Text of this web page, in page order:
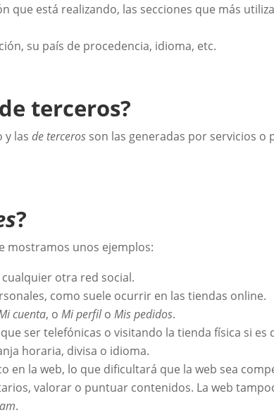
que está realizando, las secciones que más
su país de procedencia, idioma, etc.
terceros?
y lasde terceros son las generadas por servicios o
?
mostramos unos ejemplos:
otra red social.
como suele ocurrir en las tiendas online.
cuenta, oMi perfiloMis pedidos.
ser telefónicas o visitando la tienda física si es
horaria, divisa o idioma.
en la web, lo que dificultará que la web sea
valorar o puntuar contenidos. La web
.